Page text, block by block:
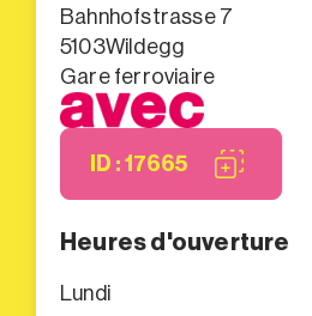
Bahnhofstrasse 7
5103Wildegg
Gare ferroviaire
ID : 17665
Heures d'ouverture
Lundi